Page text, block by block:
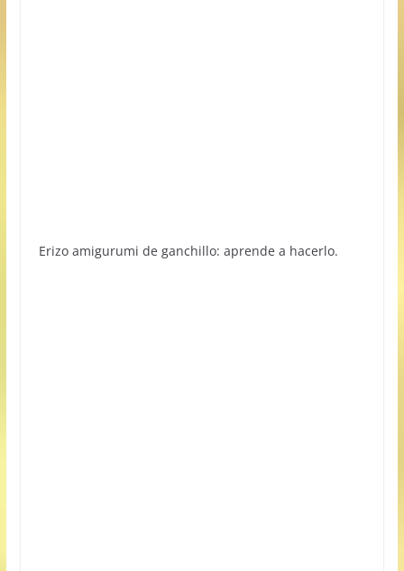
Erizo amigurumi de ganchillo: aprende a hacerlo.